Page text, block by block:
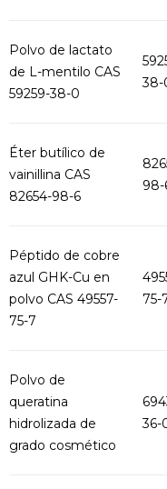
Polvo de lactato
de L-mentilo CAS
59259-38-0
38-
Éter butílico de
vainillina CAS
82654-98-6
98-
Péptido de cobre
azul GHK-Cu en
polvo CAS 49557-
75-7
75-
Polvo de
queratina
hidrolizada de
grado cosmético
36-